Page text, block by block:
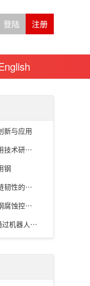
新与应用
研发进展
钢
创新与实践
机理与前景
铸操作风险